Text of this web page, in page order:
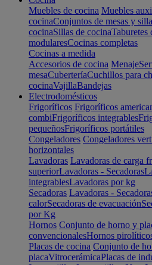
Muebles de cocina Muebles
cocinaConjuntos de mesas y
cocinaSillas de cocinaTaburetes
modularesCocinas completas
Cocinas a medida
Accesorios de cocina Menaje
mesaCuberteríaCuchillos para
cocinaVajillaBandejas
Electrodomésticos
Frigoríficos Frigoríficos
combiFrigoríficos integrables
pequeñosFrigoríficos portátiles
Congeladores Congeladores
horizontales
Lavadoras Lavadoras de carga
superiorLavadoras - Secadoras
integrablesLavadoras por kg
Secadoras Lavadoras -
calorSecadoras de evacuación
por Kg
Hornos Conjunto de horno y
convencionalesHornos
Placas de cocina Conjunto de
placaVitrocerámicaPlacas de